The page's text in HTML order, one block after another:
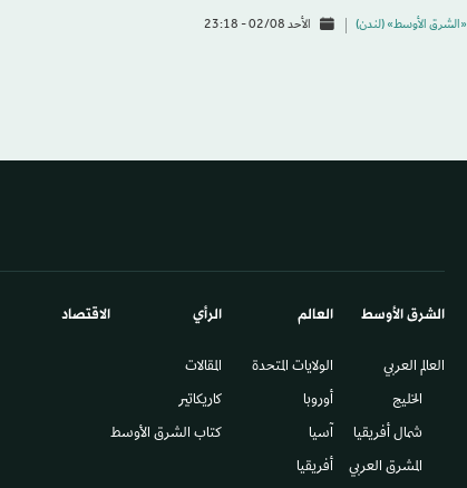
«الشرق الأوسط» (لندن) الأحد 02/08 - 23:18
الشرق الأوسط​
العالم العربي
الخليج
شمال أفريقيا
المشرق العربي
العالم
الولايات المتحدة
أوروبا
آسيا
أفريقيا
الرأي
المقالات
كاريكاتير
كتاب الشرق الأوسط
الاقتصاد